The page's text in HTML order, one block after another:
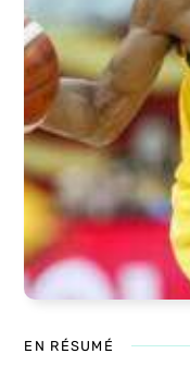
EN RÉSUMÉ